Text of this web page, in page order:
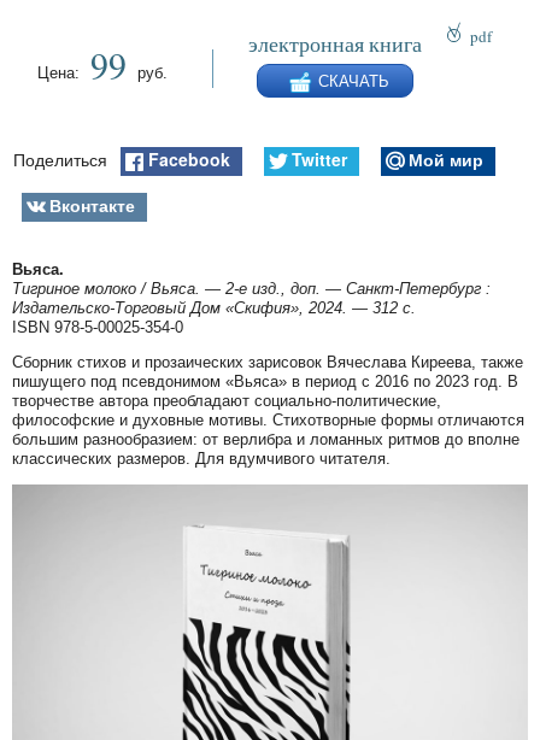
Цена: 99 руб.
электронная книга
СКАЧАТЬ
pdf
Поделиться Facebook Twitter
Мой мир
Вконтакте
Вьяса.
Тигриное молоко / Вьяса. — 2-е изд., доп. — Санкт-Петербург :
Издательско-Торговый Дом «Скифия», 2024. — 312 с.
ISBN 978-5-00025-354-0
Сборник стихов и прозаических зарисовок Вячеслава Киреева, также
пишущего под псевдонимом «Вьяса» в период с 2016 по 2023 год. В
творчестве автора преобладают социально-политические,
философские и духовные мотивы. Стихотворные формы отличаются
большим разнообразием: от верлибра и ломанных ритмов до вполне
классических размеров. Для вдумчивого читателя.